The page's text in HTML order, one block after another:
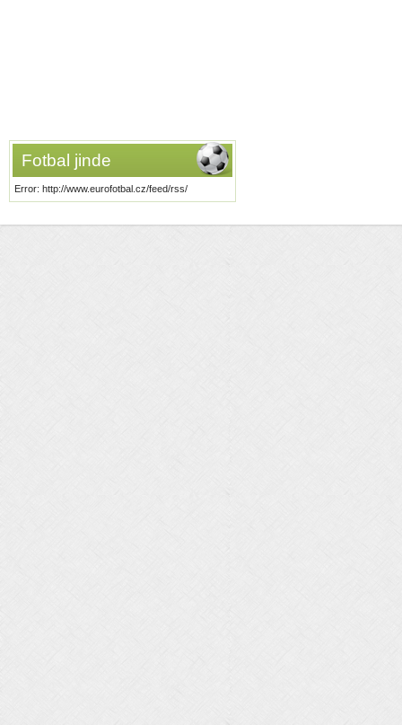
Fotbal jinde
Error: http://www.eurofotbal.cz/feed/rss/